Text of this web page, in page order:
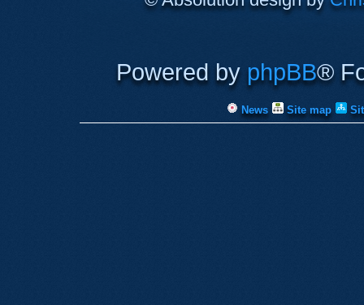
Powered by phpBB®
News Site map